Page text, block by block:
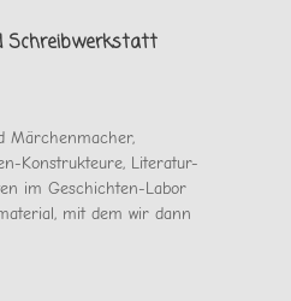
Schreibwerkstatt
Märchenmacher,
Konstrukteure, Literatur-
im Geschichten-Labor
mit dem wir dann